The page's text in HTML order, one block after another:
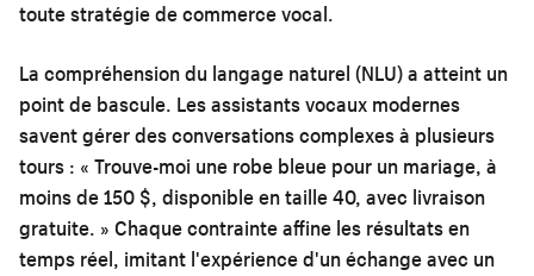
toute stratégie de commerce vocal.
La compréhension du langage naturel (NLU) a atteint un
point de bascule. Les assistants vocaux modernes
savent gérer des conversations complexes à plusieurs
tours : « Trouve-moi une robe bleue pour un mariage, à
moins de 150 $, disponible en taille 40, avec livraison
gratuite. » Chaque contrainte affine les résultats en
temps réel, imitant l'expérience d'un échange avec un